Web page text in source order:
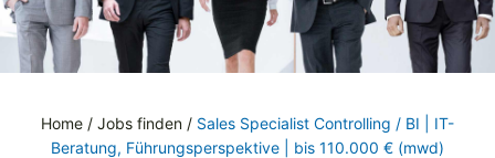
Home / Jobs finden / Sales Specialist Controlling / BI | IT-
Beratung, Führungsperspektive | bis 110.000 € (mwd)